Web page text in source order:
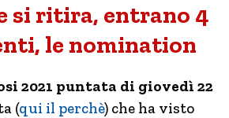
si ritira, entrano 4
le nomination
2021 puntata di giovedì 22
(qui il perchè) che ha visto